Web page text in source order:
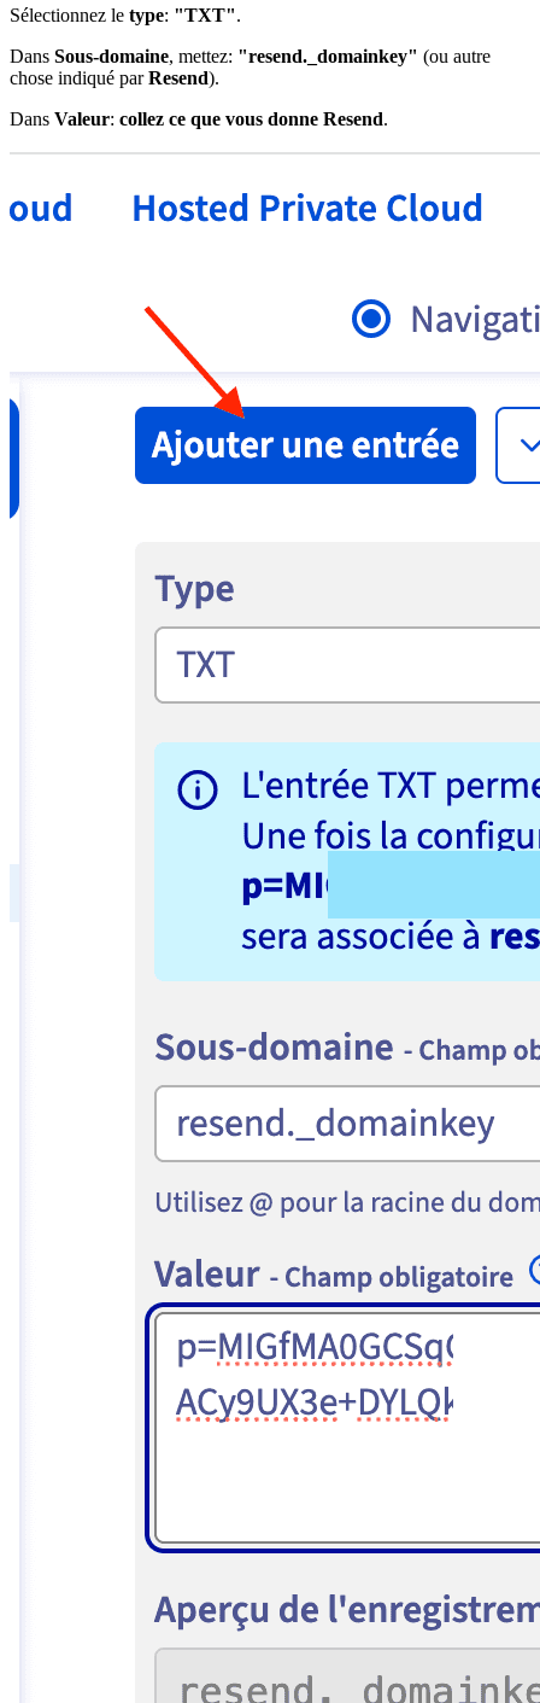
Sélectionnez le type: "TXT".
Dans Sous-domaine, mettez: "resend._domainkey" (ou autre
chose indiqué parResend).
Dans Valeur: collez ce que vous donne Resend.